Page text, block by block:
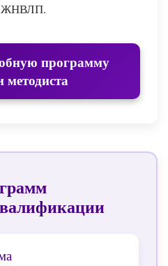
ЖНВЛП.
программу
методиста